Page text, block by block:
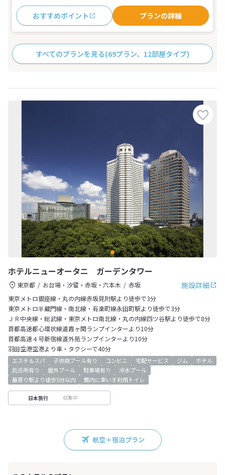
おすすめポイント プランの詳細
すべてのプランを見る(69プラン、12部屋タイプ)
ホテルニューオータニ ガーデンタワー
施設詳細
東京都 お台場・汐留・赤坂・六本木
赤坂
東京メトロ銀座線・丸の内線赤坂見附駅より徒歩で3分
東京メトロ半蔵門線・南北線・有楽町線永田町駅より徒歩で3分
ＪＲ中央線・総武線・東京メトロ南北線・丸の内線四ツ谷駅より徒歩で8分
首都高速都心環状線道霞ヶ関ランプインターより10分
首都高速４号新宿線道外苑ランプインターより10分
羽田空港空港より車・タクシーで40分
エステ＆スパ 子供用プール有り コンビニ 宅配サービス ジム
ホテル
託児所有り
屋外プール 駐車場有り
冷水プール
最寄り駅より徒歩5分以内
館内に車いす利用トイレ
日本旅行 収集中
航空＋宿泊プラン